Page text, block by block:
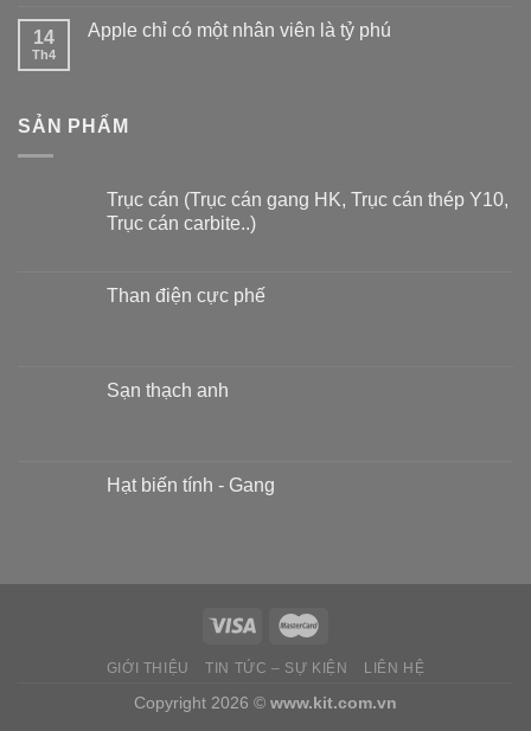
14
Th4
Apple chỉ có một nhân viên là tỷ phú
SẢN PHẨM
Trục cán (Trục cán gang HK, Trục cán thép Y10,
Trục cán carbite..)
Than điện cực phế
Sạn thạch anh
Hạt biến tính - Gang
GIỚI THIỆU TIN TỨC – SỰ KIỆN LIÊN HỆ
Copyright 2026 © www.kit.com.vn